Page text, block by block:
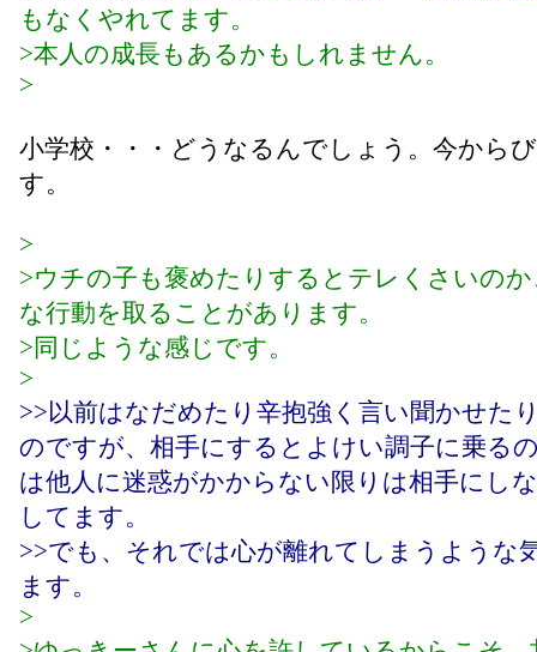
もなくやれてます。
>本人の成長もあるかもしれません。
>
小学校・・・どうなるんでしょう。今から
す。
>
>ウチの子も褒めたりするとテレくさいのか
な行動を取ることがあります。
>同じような感じです。
>
>>以前はなだめたり辛抱強く言い聞かせた
のですが、相手にするとよけい調子に乗る
は他人に迷惑がかからない限りは相手にし
してます。
>>でも、それでは心が離れてしまうような
ます。
>